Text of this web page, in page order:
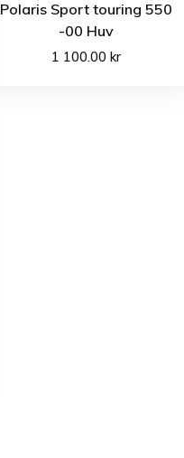
Polaris Sport touring 550
-00 Huv
1 100.00kr